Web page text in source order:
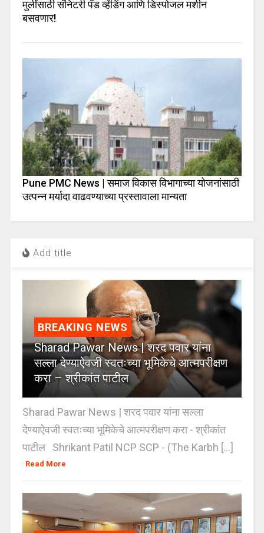
मुलींसाठी सॅनिटरी पॅड व्हेंडिंग आणि डिस्पोजल मशीन
बसवणार!
Pune PMC News | समाज विकास विभागाच्या योजनांसाठी
उत्पन्न मर्यादा वाढवण्याच्या प्रस्तावाला मान्यता
Add title
BREAKING NEWS
Sharad Pawar News | शरद पवार यांना
सल्ला देण्याऐवजी स्वतःच्या भूमिकेचे आत्मपरीक्षण
करा – श्रीकांत पाटील
Sharad Pawar News | शरद पवार यांना सल्ला
देण्याऐवजी स्वतःच्या भूमिकेचे आत्मपरीक्षण करा - श्रीकांत
पाटील Shrikant Patil NCP SCP - (The Karbh [...]
Read More